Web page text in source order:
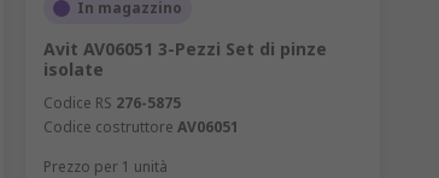
In magazzino
Avit AV06051 3-Pezzi Set di pinze
isolate
Codice RS 276-5875
Codice costruttore AV06051
Prezzo per 1 unità